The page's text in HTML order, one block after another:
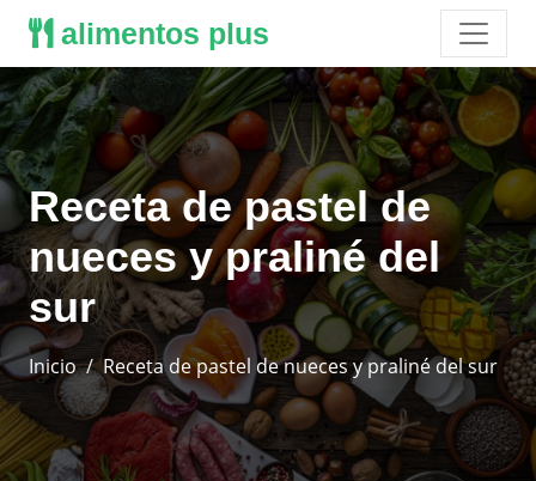
alimentos plus
Receta de pastel de
nueces y praliné del
sur
Inicio Receta de pastel de nueces y praliné del sur